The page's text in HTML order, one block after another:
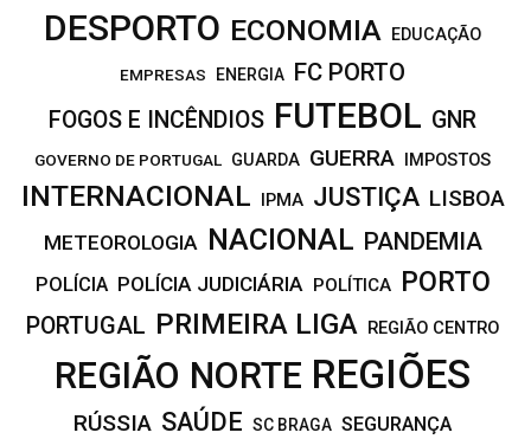
DESPORTO ECONOMIA EDUCAÇÃO
EMPRESAS ENERGIA FC PORTO
FOGOS E INCÊNDIOS FUTEBOL GNR
GOVERNO DE PORTUGAL GUARDA GUERRA IMPOSTOS
INTERNACIONAL IPMA JUSTIÇA LISBOA
METEOROLOGIA NACIONAL PANDEMIA
POLÍCIA POLÍCIA JUDICIÁRIA POLÍTICA PORTO
PORTUGAL PRIMEIRA LIGA REGIÃO CENTRO
REGIÃO NORTE REGIÕES
RÚSSIA SAÚDE SC BRAGA SEGURANÇA